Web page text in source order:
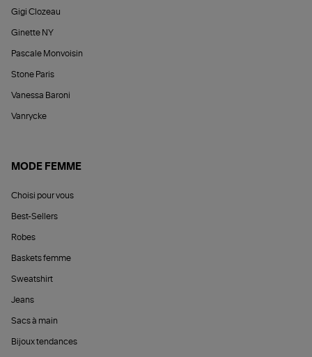
Gigi Clozeau
Ginette NY
Pascale Monvoisin
Stone Paris
Vanessa Baroni
Vanrycke
MODE FEMME
Choisi pour vous
Best-Sellers
Robes
Baskets femme
Sweatshirt
Jeans
Sacs à main
Bijoux tendances